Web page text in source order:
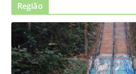
Região